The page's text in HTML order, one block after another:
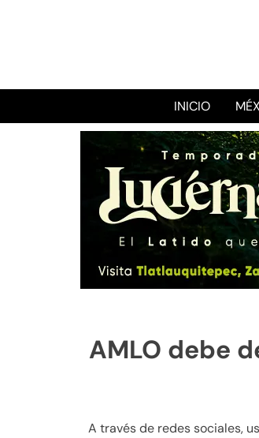
INICIO
AMLO debe
A través de redes sociales,